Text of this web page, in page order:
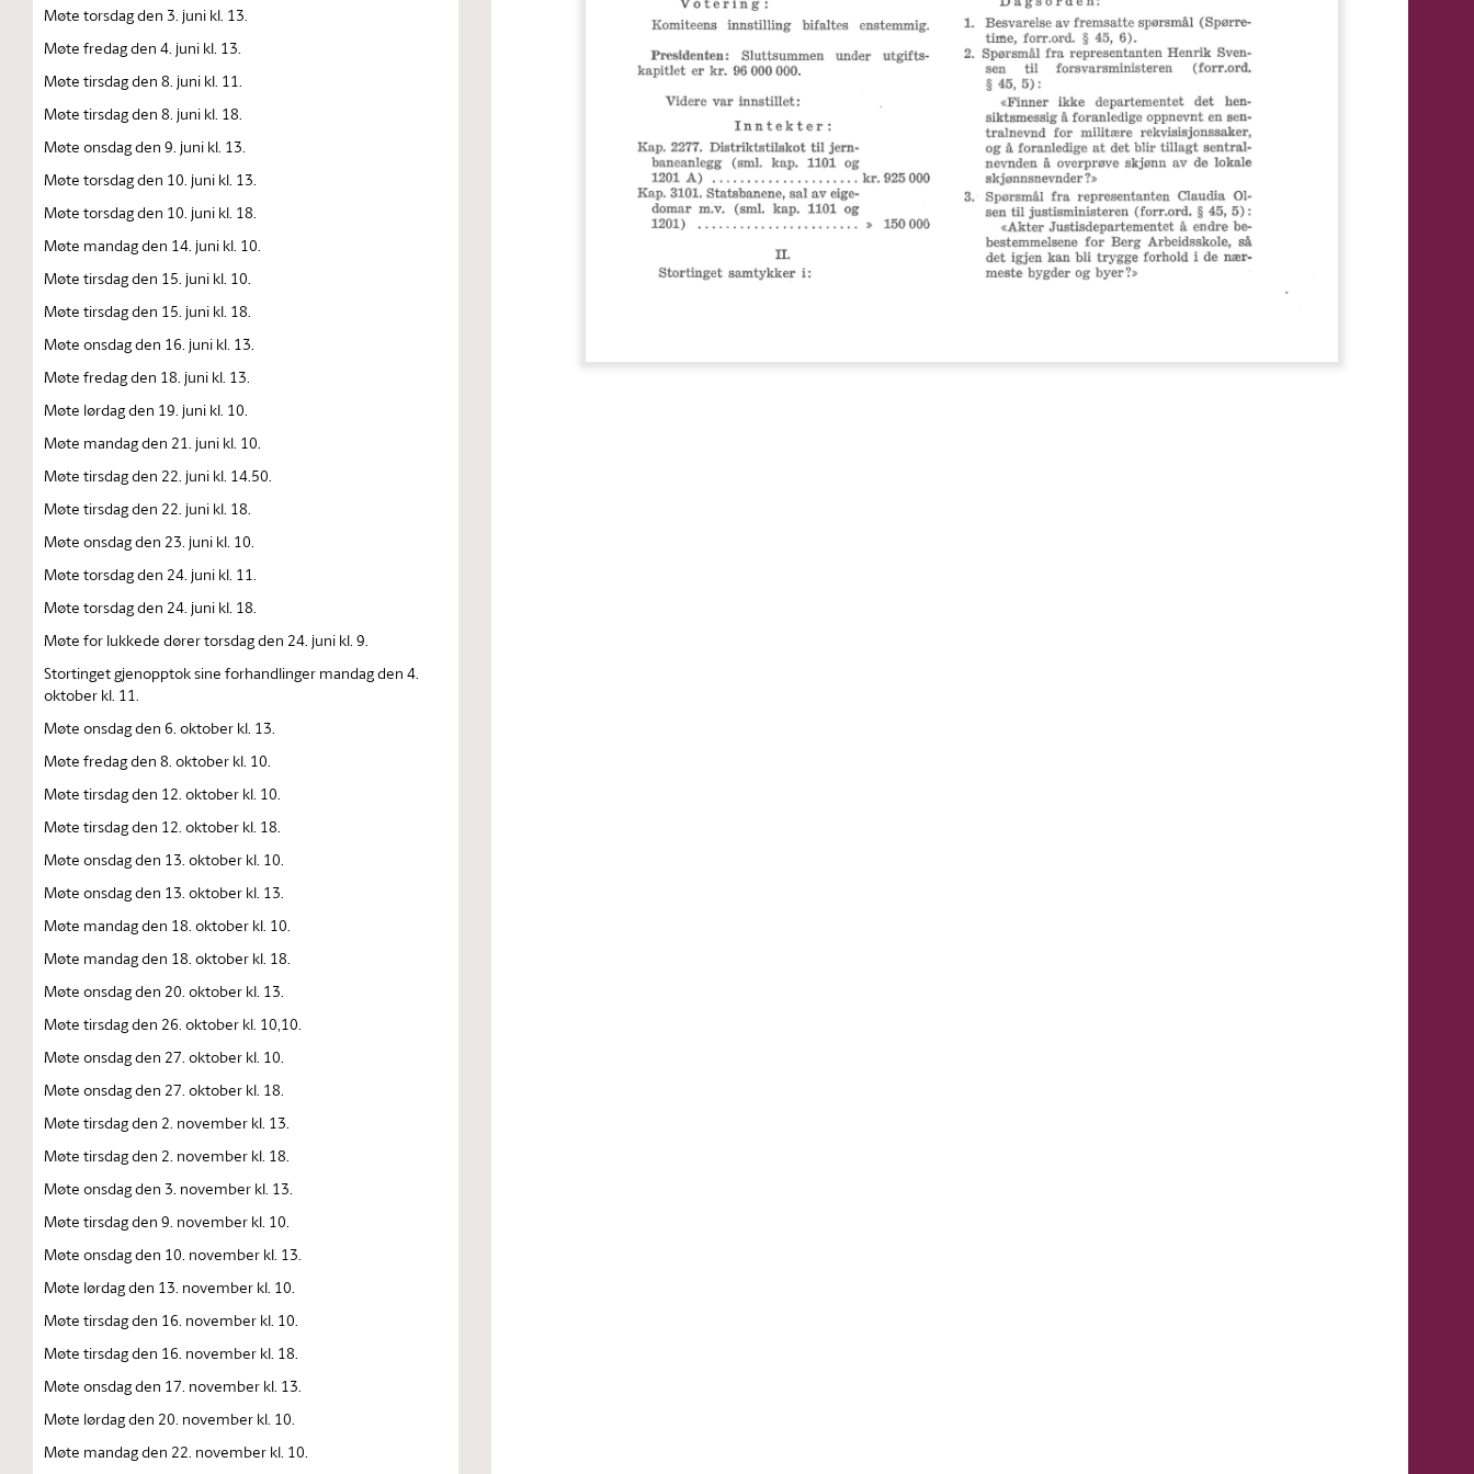
Møte torsdag den 3. juni kl. 13.
Møte fredag den 4. juni kl. 13.
Møte tirsdag den 8. juni kl. 11.
Møte tirsdag den 8. juni kl. 18.
Møte onsdag den 9. juni kl. 13.
Møte torsdag den 10. juni kl. 13.
Møte torsdag den 10. juni kl. 18.
Møte mandag den 14. juni kl. 10.
Møte tirsdag den 15. juni kl. 10.
Møte tirsdag den 15. juni kl. 18.
Møte onsdag den 16. juni kl. 13.
Møte fredag den 18. juni kl. 13.
Møte lørdag den 19. juni kl. 10.
Møte mandag den 21. juni kl. 10.
Møte tirsdag den 22. juni kl. 14.50.
Møte tirsdag den 22. juni kl. 18.
Møte onsdag den 23. juni kl. 10.
Møte torsdag den 24. juni kl. 11.
Møte torsdag den 24. juni kl. 18.
Møte for lukkede dører torsdag den 24. juni kl. 9.
Stortinget gjenopptok sine forhandlinger mandag den 4.
oktober kl. 11.
Møte onsdag den 6. oktober kl. 13.
Møte fredag den 8. oktober kl. 10.
Møte tirsdag den 12. oktober kl. 10.
Møte tirsdag den 12. oktober kl. 18.
Møte onsdag den 13. oktober kl. 10.
Møte onsdag den 13. oktober kl. 13.
Møte mandag den 18. oktober kl. 10.
Møte mandag den 18. oktober kl. 18.
Møte onsdag den 20. oktober kl. 13.
Møte tirsdag den 26. oktober kl. 10,10.
Møte onsdag den 27. oktober kl. 10.
Møte onsdag den 27. oktober kl. 18.
Møte tirsdag den 2. november kl. 13.
Møte tirsdag den 2. november kl. 18.
Møte onsdag den 3. november kl. 13.
Møte tirsdag den 9. november kl. 10.
Møte onsdag den 10. november kl. 13.
Møte lørdag den 13. november kl. 10.
Møte tirsdag den 16. november kl. 10.
Møte tirsdag den 16. november kl. 18.
Møte onsdag den 17. november kl. 13.
Møte lørdag den 20. november kl. 10.
Møte mandag den 22. november kl. 10.